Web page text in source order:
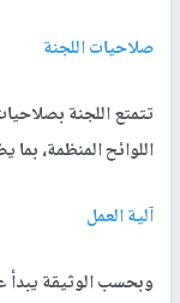
صلاحيات اللجنة
تتمتع اللجنة
اللوائح المنظمة،
آلية العمل
وبحسب الوثيقة